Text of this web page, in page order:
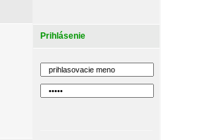
Prihlásenie